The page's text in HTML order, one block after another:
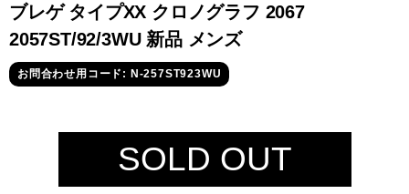
セイコー
ブレゲ タイプXX クロノグラフ 2067
2057ST/92/3WU 新品 メンズ
お問合わせ用コード: N-257ST923WU
SOLD OUT